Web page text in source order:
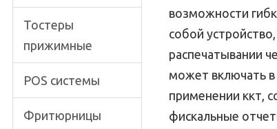
Тостеры
прижимные
POS системы
Фритюрницы
возможности
собой
распечатывании
может включать в
применении ккт,
фискальные